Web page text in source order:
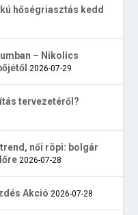
hőségriasztás kedd
– Nikolics
2026-07-29
tervezetéről?
női röpi: bolgár
2026-07-28
Akció 2026-07-28